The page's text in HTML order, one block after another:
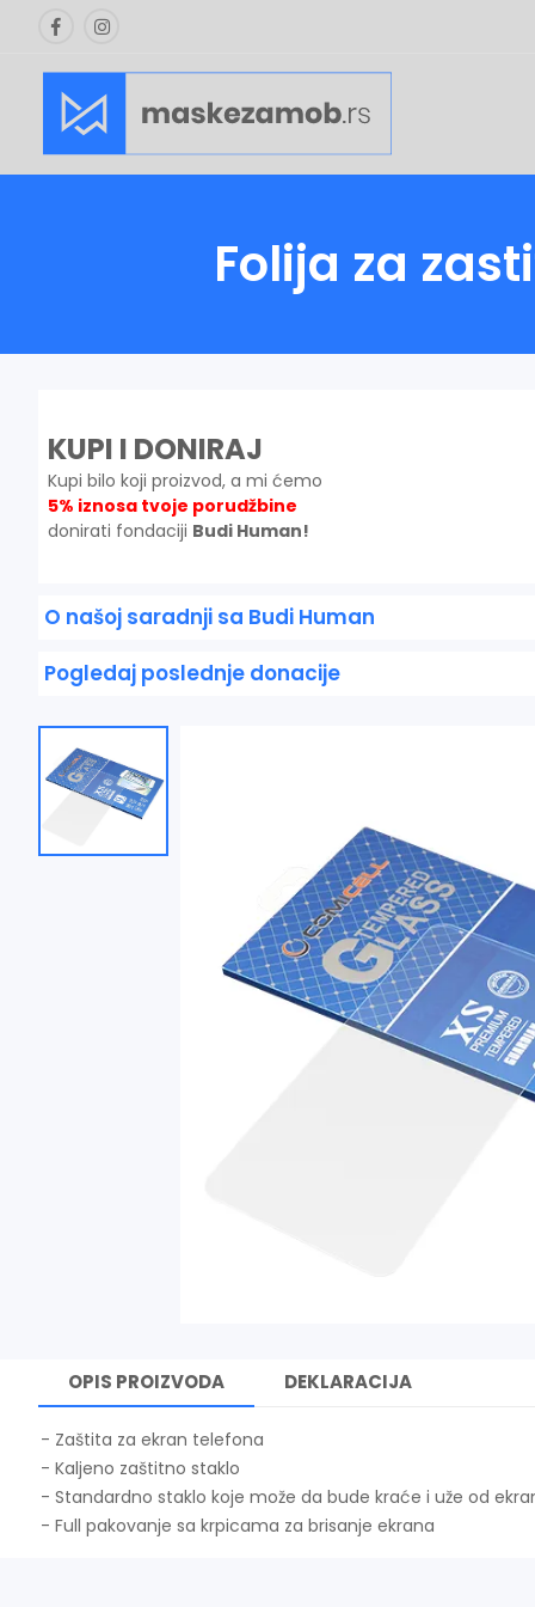
Folija za
KUPI I DONIRAJ
Kupi bilo koji proizvod, a mi ćemo
5% iznosa tvoje porudžbine
donirati fondaciji Budi Human!
O našoj saradnji sa Budi Human
Pogledaj poslednje donacije
OPIS PROIZVODA DEKLARACIJA
- Zaštita za ekran telefona
- Kaljeno zaštitno staklo
- Standardno staklo koje može da bude kraće i uže od
- Full pakovanje sa krpicama za brisanje ekrana